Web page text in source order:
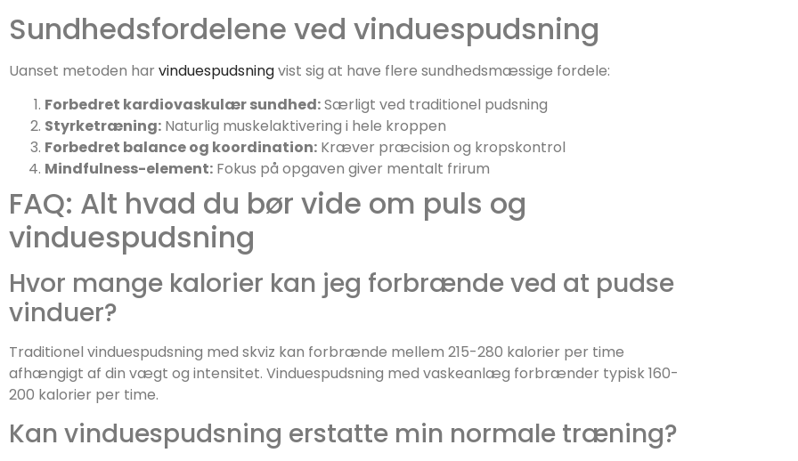
Sundhedsfordelene ved vinduespudsning
Uanset metoden har vinduespudsningvist sig at have flere sundhedsmæssige fordele:
Forbedret kardiovaskulær sundhed:Særligt ved traditionel pudsning
Styrketræning: Naturlig muskelaktivering i hele kroppen
Forbedret balance og koordination: Kræver præcision og kropskontrol
Mindfulness-element: Fokus på opgaven giver mentalt frirum
FAQ: Alt hvad du bør vide om puls og
vinduespudsning
Hvor mange kalorier kan jeg forbrænde ved at pudse
vinduer?
Traditionel vinduespudsning med skviz kan forbrænde mellem 215-280 kalorier per time
afhængigt af din vægt og intensitet. Vinduespudsning med vaskeanlæg forbrænder typisk 160-
200 kalorier per time.
Kan vinduespudsning erstatte min normale træning?